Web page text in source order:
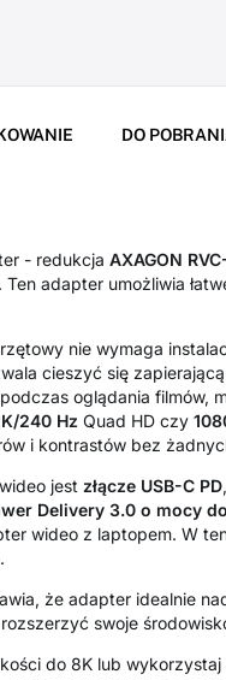
DO
- redukcja AXAGON
adapter umożliwia
nie wymaga
cieszyć się
podczas oglądania filmów,
240 Hz Quad HD czy
i kontrastów bez
jest złącze USB-C PD
Delivery 3.0 o mocy
wideo z laptopem. W
że adapter idealnie
swoje
do 8K lub